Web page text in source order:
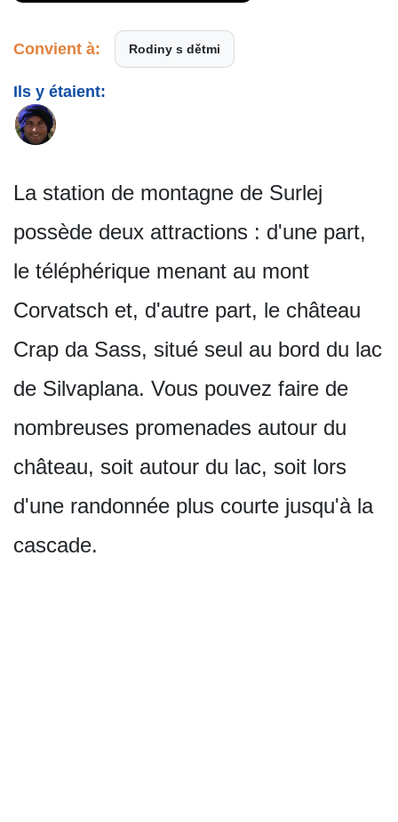
Convient à: Rodiny s dětmi
Ils y étaient:
La station de montagne de Surlej
possède deux attractions : d'une part,
le téléphérique menant au mont
Corvatsch et, d'autre part, le château
Crap da Sass, situé seul au bord du lac
de Silvaplana. Vous pouvez faire de
nombreuses promenades autour du
château, soit autour du lac, soit lors
d'une randonnée plus courte jusqu'à la
cascade.